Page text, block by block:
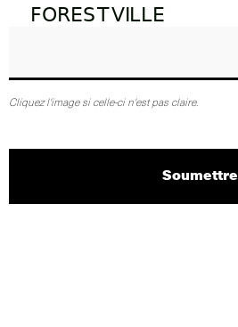
Cliquez l'image si celle-ci n'est pas claire.
Soumettre